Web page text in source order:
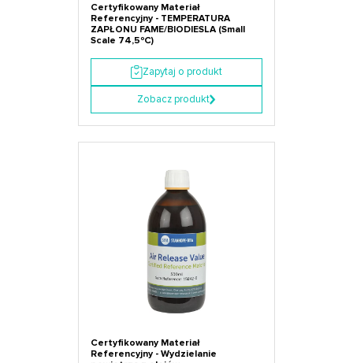
Certyfikowany Materiał
Referencyjny - TEMPERATURA
ZAPŁONU FAME/BIODIESLA (Small
Scale 74,5ºC)
Zapytaj o produkt
Zobacz produkt
Certyfikowany Materiał
Referencyjny - Wydzielanie